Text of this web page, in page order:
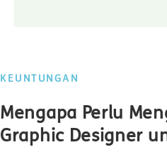
KEUNTUNGAN
Mengapa Perlu
Graphic Designer